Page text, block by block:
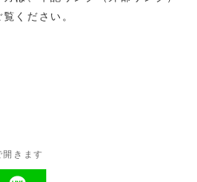
ください。
きます